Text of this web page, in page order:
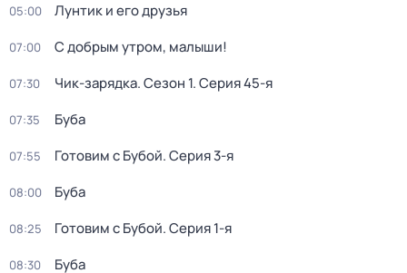
05:00 Лунтик и его друзья
07:00 С добрым утром, малыши!
07:30 Чик-зарядка. Сезон 1. Серия 45-я
07:35 Буба
07:55 Готовим с Бубой. Серия 3-я
08:00 Буба
08:25 Готовим с Бубой. Серия 1-я
08:30 Буба